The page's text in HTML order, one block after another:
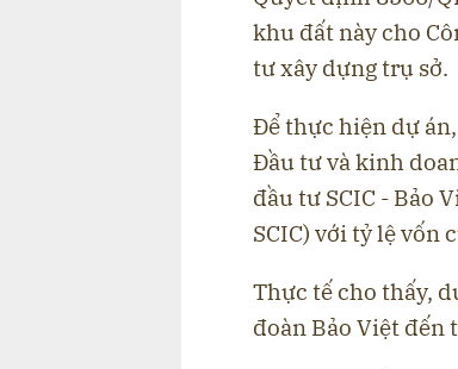
khu đất này cho
tư xây dựng trụ sở.
Để thực hiện dự
Đầu tư và kinh
đầu tư SCIC - Bảo
SCIC) với tỷ lệ vốn
Thực tế cho thấy,
đoàn Bảo Việt đến